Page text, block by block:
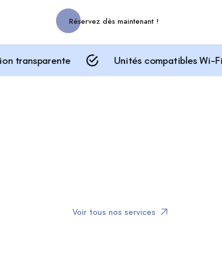
Réservez dès maintenant !
Unités compatibles Wi-Fi
Voir tous nos services